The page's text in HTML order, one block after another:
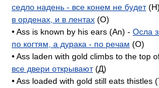
седло надень - все конем не будет
в орденах, и в лентах (O)
• Ass is known by his ears (An) - Осла
по когтям, а дурака - по речам (O)
• Ass laden with gold climbs to the top
все двери открывают(Д)
• Ass loaded with gold still eats thistles